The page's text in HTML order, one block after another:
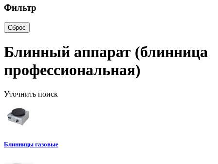
Фильтр
Сброс
Блинный аппарат (блинница
профессиональная)
Уточнить поиск
Блинницы газовые